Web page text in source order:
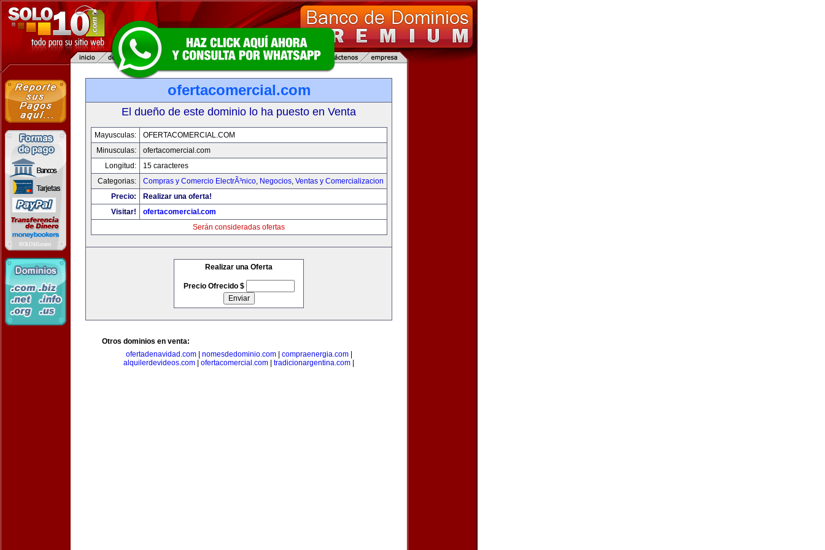
ofertacomercial.com
El dueño de este dominio lo ha puesto en Venta
Mayusculas:
OFERTACOMERCIAL.COM
Minusculas:
ofertacomercial.com
Longitud:
15 caracteres
Categorias:
Compras y Comercio ElectrÃ³nico, Negocios, Ventas y Comercializacion
Precio:
Realizar una oferta!
Visitar!
ofertacomercial.com
Serán consideradas ofertas
Realizar una Oferta
Precio Ofrecido $
Otros dominios en venta:
ofertadenavidad.com| nomesdedominio.com| compraenergia.com|
alquilerdevideos.com
ofertacomercial.com tradicionargentina.com